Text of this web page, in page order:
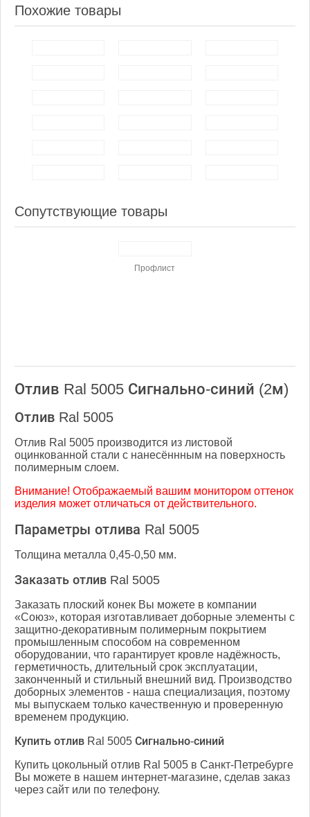
Похожие товары
Сопутствующие товары
Профлист
Отлив Ral 5005 Сигнально-синий (2м)
Отлив Ral 5005
Отлив Ral 5005 производится из листовой
оцинкованной стали с нанесённным на поверхность
полимерным слоем.
Внимание! Отображаемый вашим монитором оттенок
изделия может отличаться от действительного.
Параметры отлива Ral 5005
Толщина металла 0,45-0,50 мм.
Заказать отлив Ral 5005
Заказать плоский конек Вы можете в компании
«Союз», которая изготавливает доборные элементы с
защитно-декоративным полимерным покрытием
промышленным способом на современном
оборудовании, что гарантирует кровле надёжность,
герметичность, длительный срок эксплуатации,
законченный и стильный внешний вид. Производство
доборных элементов - наша специализация, поэтому
мы выпускаем только качественную и проверенную
временем продукцию.
Купить отлив Ral 5005 Сигнально-синий
Купить цокольный отлив Ral 5005 в Санкт-Петребурге
Вы можете в нашем интернет-магазине, сделав заказ
через сайт или по телефону.